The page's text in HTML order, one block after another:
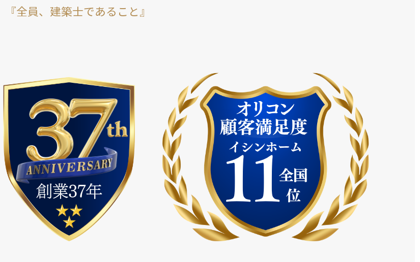
『全員、建築士であること』